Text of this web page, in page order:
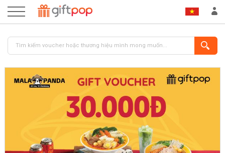
ĐĂNG NHẬP ĐĂNG KÝ